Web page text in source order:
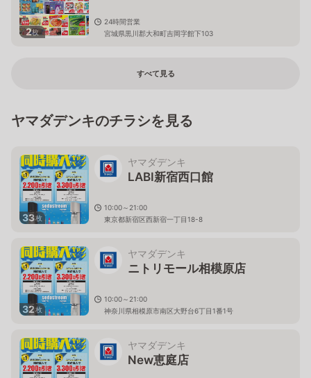
2枚
24時間営業
宮城県黒川郡大和町吉岡字館下103
すべて見る
ヤマダデンキのチラシを見る
33枚
ヤマダデンキ
LABI新宿西口館
10:00～21:00
東京都新宿区西新宿一丁目18-8
32枚
ヤマダデンキ
ニトリモール相模原店
10:00～21:00
神奈川県相模原市南区大野台6丁目1番1号
ヤマダデンキ
New恵庭店